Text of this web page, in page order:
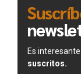
Es
suscritos.